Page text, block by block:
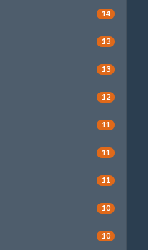
14
13
13
12
11
11
11
10
10